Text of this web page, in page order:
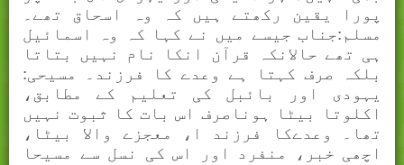
پورا یقین رکھتے ہیں کہ وہ اسحاق تھے۔
مسلم:جناب جیسے میں نے کہا کہ وہ اسمائیل
ہی تھے حالانکہ قرآن انکا نام نہیں بتاتا
بلکہ صرف کہتا ہے وعدے کا فرزند۔ مسیحی:
یہودی اور بائبل کی تعلیم کے مطابق،
اکلوتا بیٹا ہوناصرف اس بات کا ثبوت نہیں
تھا۔ وعدےکا فرزند ا، معجزے والا بیٹا،
اچھی خبر، منفرد اور اس کی نسل سے مسیحا